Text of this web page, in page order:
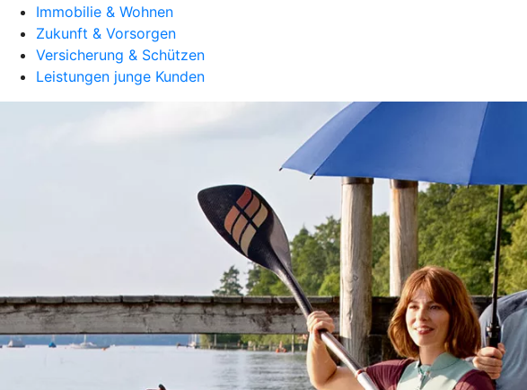
Immobilie & Wohnen
Zukunft & Vorsorgen
Versicherung & Schützen
Leistungen junge Kunden